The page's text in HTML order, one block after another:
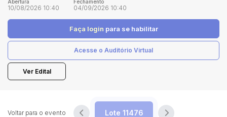
Faixa de valor
Abertura
10/08/2026 10:40
Fechamento
04/09/2026 10:40
Faça login para se habilitar
Acesse o Auditório Virtual
Ver Edital
Voltar para o evento